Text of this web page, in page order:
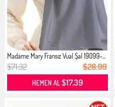
Madame Mary Fransız Vual Şal 19099-...
$71.32 $28.99
HEMEN AL$17.39